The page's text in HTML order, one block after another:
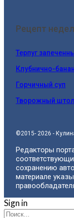
Рецепт
Терпуг
Клубнично-
Горчичный суп
Творожный
©2015- 2026 -
Редакторы
сохранению
материале
Sign in